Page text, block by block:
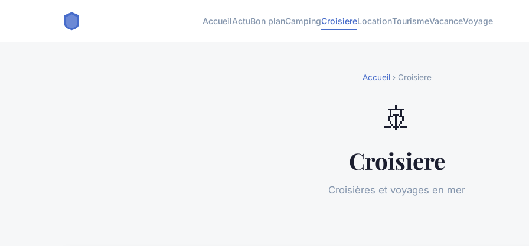
AccueilActuBon planCampingCroisiereLocationTourismeVacanceVoyage
Accueil› Croisiere
🚢
Croisiere
Croisières et voyages en mer